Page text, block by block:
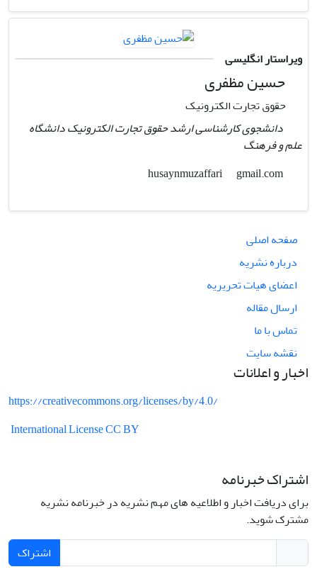
ویراستار انگلیسی
حسین مظفری
حقوق تجارت الکترونیک
دانشجوی کارشناسی ارشد حقوق تجارت الکترونیک دانشگاه
علم و فرهنگ
gmail.com
صفحه اصلی
درباره نشریه
اعضای هیات تحریریه
ارسال مقاله
تماس با ما
نقشه سایت
اخبار و اعلانات
https://creativecommons.org/licenses/by/4.0/
International License CC BY
اشتراک خبرنامه
برای دریافت اخبار و اطلاعیه های مهم نشریه در خبرنامه نشریه
مشترک شوید.
اشتراک